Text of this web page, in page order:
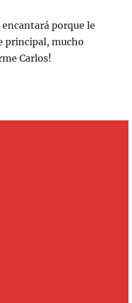
encantará porque le
principal, mucho
Carlos!